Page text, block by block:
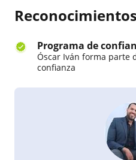
Reconocimientos
Programa de
Óscar Iván forma parte
confianza